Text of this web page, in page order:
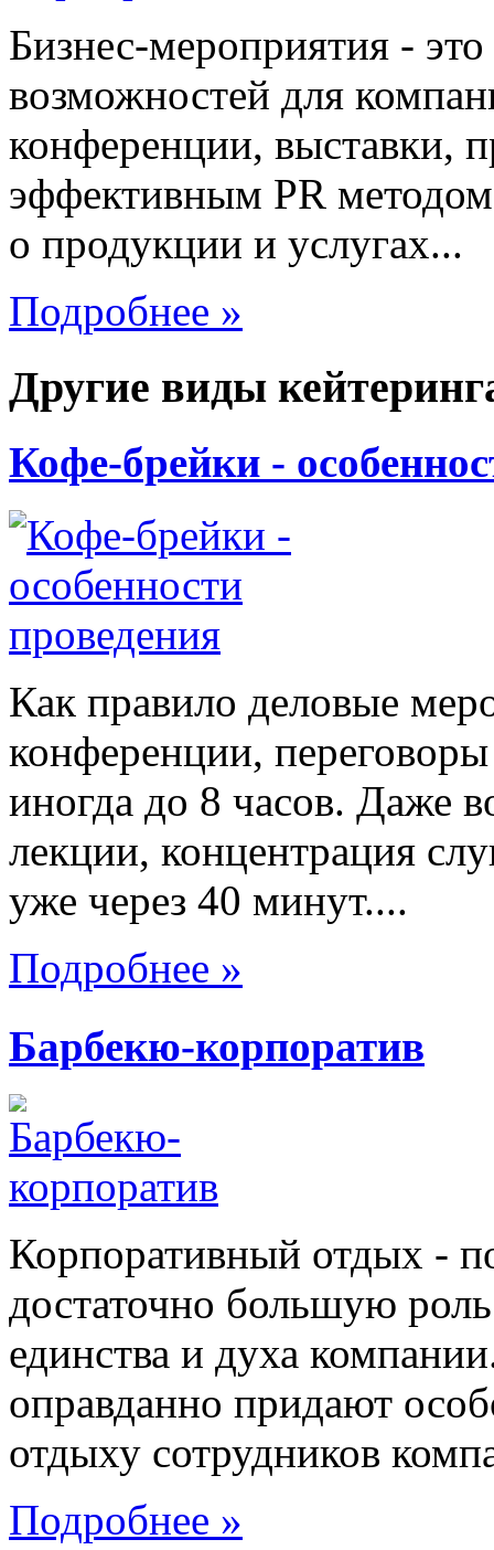
Бизнес-мероприятия -
возможностей для
конференции, выставки,
эффективным PR
о продукции и услугах...
Подробнее »
Другие виды
Кофе-брейки -
Как правило деловые
конференции,
иногда до 8 часов. Даже
лекции, концентрация
уже через 40 минут....
Подробнее »
Барбекю-корпоратив
Корпоративный отдых -
достаточно большую
единства и духа
оправданно придают
отдыху сотрудников
Подробнее »